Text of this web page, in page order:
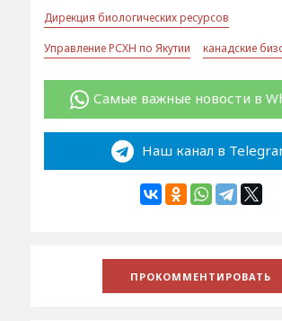
Дирекция биологических ресурсов
Управление РСХН по Якутии
канадские
Самые важные новости в
Наш канал в